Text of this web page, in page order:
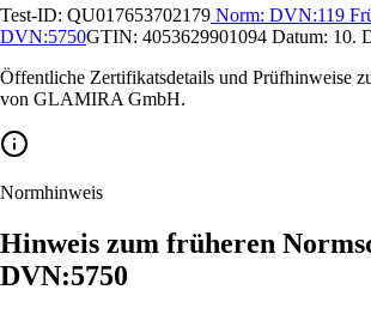
Test-ID: QU017653702179 Norm: DVN:119
DVN:5750GTIN: 4053629901094 Datum: 10.
Öffentliche Zertifikatsdetails und Prüfhinweise
von GLAMIRA GmbH.
Normhinweis
Hinweis zum früheren
DVN:5750